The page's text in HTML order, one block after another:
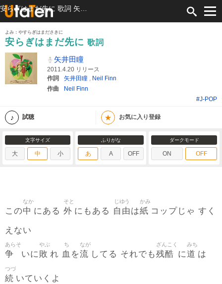
よみ：やすらぎはまださきに
安らぎはまだ先に 歌詞
矢井田瞳
2011.4.20 リリース
作詞
矢井田瞳 , Neil Finn
作曲
Neil Finn
#J-POP
試聴 ★ お気に入り登録
文字サイズ
大 中 小
ふりがな
あ A OFF
ダークモード
ON OFF
この中
なか
にある 外
そと
にもある 自由
じゆう
は紙
かみ
コップじゃ すく
えない
争
あらそ
いに敗
やぶ
れ 血
ち
を流
なが
してる それでも残酷
ざんこく
に道
みち
は
続
つづ
いていくよ